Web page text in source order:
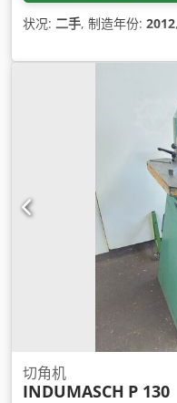
状况: 二手, 制造年份: 2012,
切角机
INDUMASCH P 130